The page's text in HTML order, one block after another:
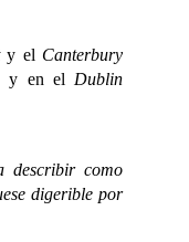
y el Canterbury
y en el Dublin
como
digerible por